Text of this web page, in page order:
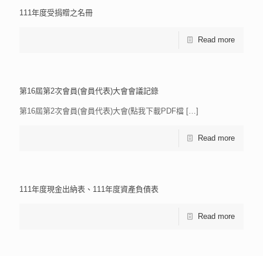
111年度受捐贈之名冊
Read more
第16屆第2次會員(會員代表)大會會議記錄
第16屆第2次會員(會員代表)大會(點我下載PDF檔 […]
Read more
111年度現金出納表、111年度資產負債表
Read more